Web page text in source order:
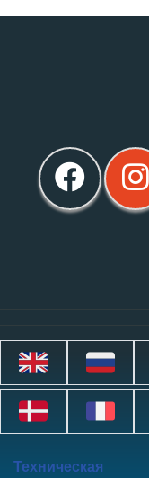
Техническая